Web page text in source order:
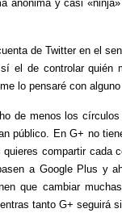
anónima y casi
de Twitter en el
el de controlar quién
lo pensaré con
de menos los
público. En G+ no
compartir cada
a Google Plus y
que cambiar
tanto G+ seguirá